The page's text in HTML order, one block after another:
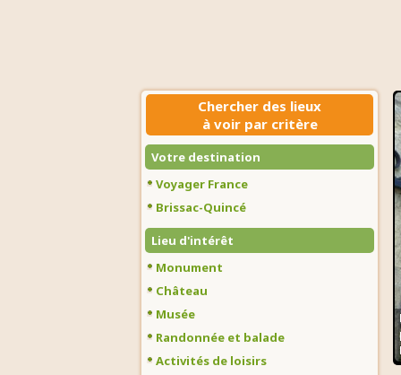
Chercher des lieux
à voir par critère
Votre destination
Voyager France
Brissac-Quincé
Lieu d'intérêt
Monument
Château
Musée
Randonnée et balade
Activités de loisirs